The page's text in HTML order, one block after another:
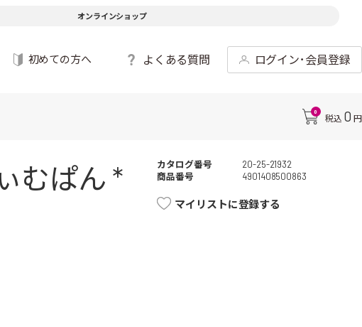
オンラインショップ
初めての方へ よくある質問 ログイン･会員登録
0
税込 0 円
むぱん * カタログ番号
20-25-21932
商品番号
4901408500863
マイリストに登録する